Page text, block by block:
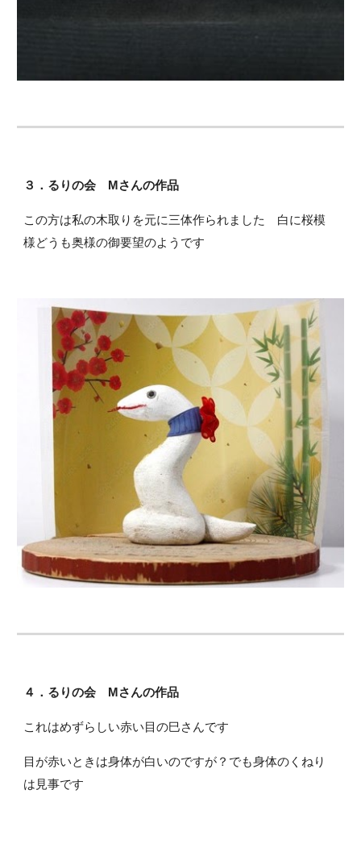
３．るりの会 Mさんの作品
この方は私の木取りを元に三体作られました 白に桜模
様どうも奥様の御要望のようです
４．るりの会 Mさんの作品
これはめずらしい赤い目の巳さんです
目が赤いときは身体が白いのですが？でも身体のくねり
は見事です